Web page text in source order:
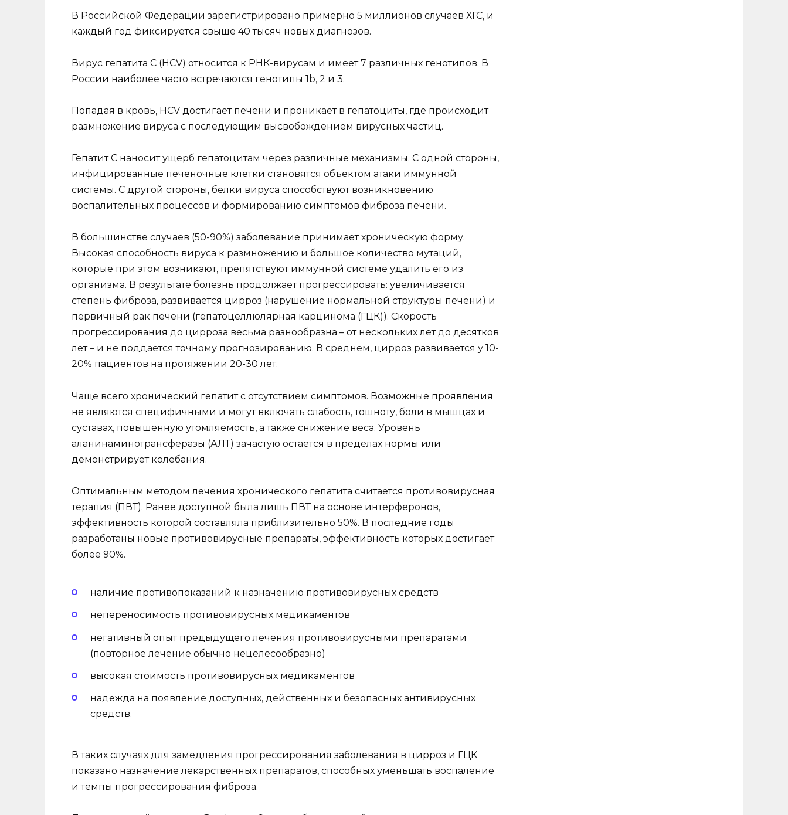
В Российской Федерации зарегистрировано примерно 5 миллионов случаев ХГС, и
каждый год фиксируется свыше 40 тысяч новых диагнозов.
Вирус гепатита С (HCV) относится к РНК-вирусам и имеет 7 различных генотипов. В
России наиболее часто встречаются генотипы 1b, 2 и 3.
Попадая в кровь, HCV достигает печени и проникает в гепатоциты, где происходит
размножение вируса с последующим высвобождением вирусных частиц.
Гепатит С наносит ущерб гепатоцитам через различные механизмы. С одной стороны,
инфицированные печеночные клетки становятся объектом атаки иммунной
системы. С другой стороны, белки вируса способствуют возникновению
воспалительных процессов и формированию симптомов фиброза печени.
В большинстве случаев (50-90%) заболевание принимает хроническую форму.
Высокая способность вируса к размножению и большое количество мутаций,
которые при этом возникают, препятствуют иммунной системе удалить его из
организма. В результате болезнь продолжает прогрессировать: увеличивается
степень фиброза, развивается цирроз (нарушение нормальной структуры печени) и
первичный рак печени (гепатоцеллюлярная карцинома (ГЦК)). Скорость
прогрессирования до цирроза весьма разнообразна – от нескольких лет до десятков
лет – и не поддается точному прогнозированию. В среднем, цирроз развивается у 10-
20% пациентов на протяжении 20-30 лет.
Чаще всего хронический гепатит с отсутствием симптомов. Возможные проявления
не являются специфичными и могут включать слабость, тошноту, боли в мышцах и
суставах, повышенную утомляемость, а также снижение веса. Уровень
аланинаминотрансферазы (АЛТ) зачастую остается в пределах нормы или
демонстрирует колебания.
Оптимальным методом лечения хронического гепатита считается противовирусная
терапия (ПВТ). Ранее доступной была лишь ПВТ на основе интерферонов,
эффективность которой составляла приблизительно 50%. В последние годы
разработаны новые противовирусные препараты, эффективность которых достигает
более 90%.
наличие противопоказаний к назначению противовирусных средств
непереносимость противовирусных медикаментов
негативный опыт предыдущего лечения противовирусными препаратами
(повторное лечение обычно нецелесообразно)
высокая стоимость противовирусных медикаментов
надежда на появление доступных, действенных и безопасных антивирусных
средств.
В таких случаях для замедления прогрессирования заболевания в цирроз и ГЦК
показано назначение лекарственных препаратов, способных уменьшать воспаление
и темпы прогрессирования фиброза.